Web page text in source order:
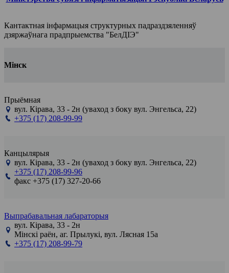
Кантактная інфармацыя структурных падраздзяленняў
дзяржаўнага прадпрыемства "БелДІЭ"
Мінск
Прыёмная
вул. Кірава, 33 - 2н (уваход з боку вул. Энгельса, 22)
+375 (17) 208-99-99
Канцылярыя
вул. Кірава, 33 - 2н (уваход з боку вул. Энгельса, 22)
+375 (17) 208-99-96
факс +375 (17) 327-20-66
Выпрабавальная лабараторыя
вул. Кірава, 33 - 2н
Мінскі раён, аг. Прылукі, вул. Лясная 15а
+375 (17) 208-99-79